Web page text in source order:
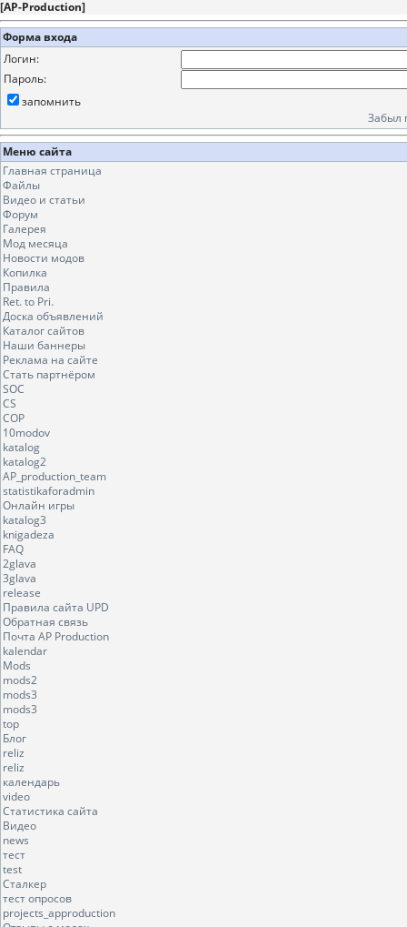
[AP-Production]
Форма входа
Логин:
Пароль:
запомнить
Забыл
Меню сайта
Главная страница
Файлы
Видео и статьи
Форум
Галерея
Мод месяца
Новости модов
Копилка
Правила
Ret. to Pri.
Доска объявлений
Каталог сайтов
Наши баннеры
Реклама на сайте
Стать партнёром
SOC
CS
COP
10modov
katalog
katalog2
AP_production_team
statistikaforadmin
Онлайн игры
katalog3
knigadeza
FAQ
2glava
3glava
release
Правила сайта UPD
Обратная связь
Почта AP Production
kalendar
Mods
mods2
mods3
mods3
top
Блог
reliz
reliz
календарь
video
Статистика сайта
Видео
news
тест
test
Сталкер
тест опросов
projects_approduction